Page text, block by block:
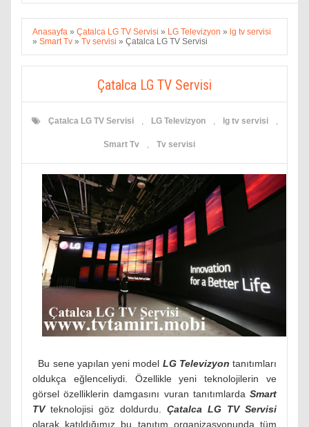
Anasayfa » Çatalca LG TV Servisi » LG Televizyon » lg tv servisi
» Smart Tv » Tv servisi » Çatalca LG TV Servisi
Çatalca LG TV Servisi
Çatalca LG TV Servisi LG Televizyon lg tv servisi
Smart Tv Tv servisi
Bu sene yapılan yeni model LG Televizyon tanıtımları
oldukça eğlenceliydi. Özellikle yeni teknolojilerin ve
görsel özelliklerin damgasını vuran tanıtımlarda Smart
TVteknolojisi göz doldurdu. Çatalca LG TV Servisi
olarak katıldığımız bu tanıtım organizasyonunda tüm